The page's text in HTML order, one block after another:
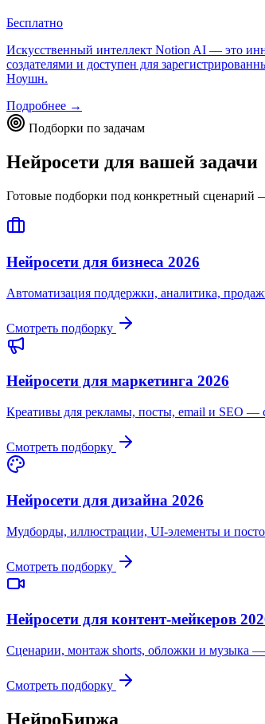
Бесплатно
Искусственный интеллект Notion AI — это
создателями и доступен для
Ноушн.
Подробнее →
Подборки по задачам
Нейросети для вашей задачи
Готовые подборки под конкретный сценарий
Нейросети для бизнеса 2026
Автоматизация поддержки, аналитика,
Смотреть подборку
Нейросети для маркетинга 2026
Креативы для рекламы, посты, email и SEO —
Смотреть подборку
Нейросети для дизайна 2026
Мудборды, иллюстрации, UI-элементы и
Смотреть подборку
Нейросети для контент-мейкеров
Сценарии, монтаж shorts, обложки и музыка —
Смотреть подборку
НейроБиржа